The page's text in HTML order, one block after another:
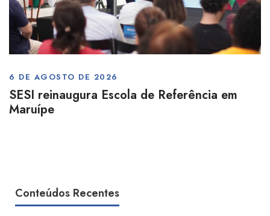
6 DE AGOSTO DE 2026
SESI reinaugura Escola de Referência em
Maruípe
Conteúdos Recentes